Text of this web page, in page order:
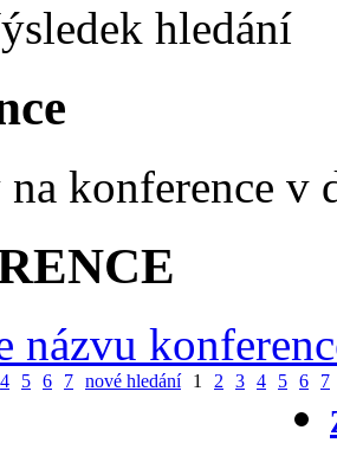
hledání
konference v
názvu
4 5 6 7 nové hledání 1 2 3 4 5 6 7